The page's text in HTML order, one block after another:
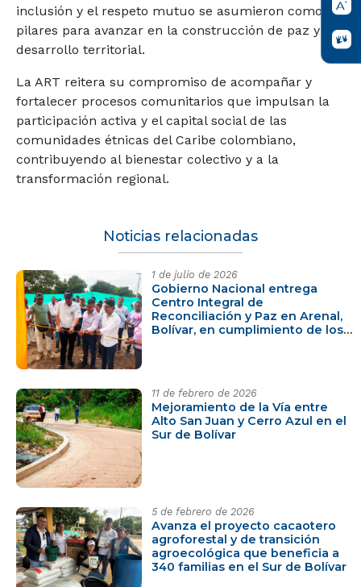
inclusión y el respeto mutuo se asumieron como
pilares para avanzar en la construcción de paz y el
desarrollo territorial.
La ART reitera su compromiso de acompañar y
fortalecer procesos comunitarios que impulsan la
participación activa y el capital social de las
comunidades étnicas del Caribe colombiano,
contribuyendo al bienestar colectivo y a la
transformación regional.
Noticias relacionadas
1 de julio de 2026
Gobierno Nacional entrega
Centro Integral de
Reconciliación y Paz en Arenal,
Bolívar, en cumplimiento de los
11 de febrero de 2026
Mejoramiento de la Vía entre
Alto San Juan y Cerro Azul en el
Sur de Bolívar
5 de febrero de 2026
Avanza el proyecto cacaotero
agroforestal y de transición
agroecológica que beneficia a
340 familias en el Sur de Bolívar